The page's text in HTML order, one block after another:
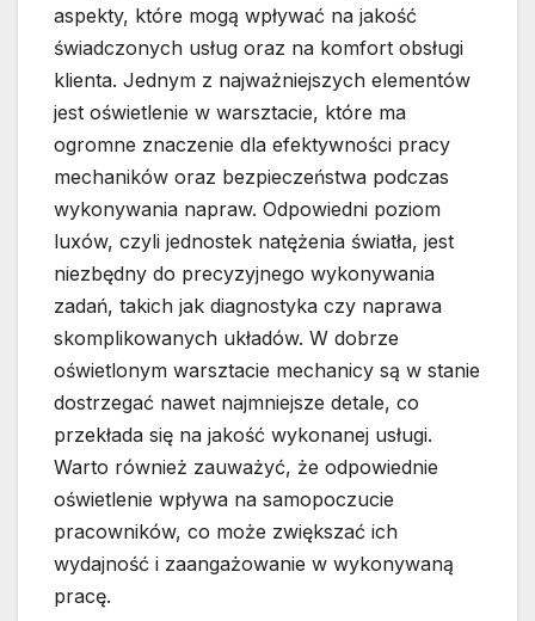
aspekty, które mogą wpływać na jakość
świadczonych usług oraz na komfort obsługi
klienta. Jednym z najważniejszych elementów
jest oświetlenie w warsztacie, które ma
ogromne znaczenie dla efektywności pracy
mechaników oraz bezpieczeństwa podczas
wykonywania napraw. Odpowiedni poziom
luxów, czyli jednostek natężenia światła, jest
niezbędny do precyzyjnego wykonywania
zadań, takich jak diagnostyka czy naprawa
skomplikowanych układów. W dobrze
oświetlonym warsztacie mechanicy są w stanie
dostrzegać nawet najmniejsze detale, co
przekłada się na jakość wykonanej usługi.
Warto również zauważyć, że odpowiednie
oświetlenie wpływa na samopoczucie
pracowników, co może zwiększać ich
wydajność i zaangażowanie w wykonywaną
pracę.